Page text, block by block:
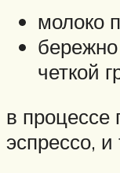
молоко
четкой
в процессе
эспрессо,